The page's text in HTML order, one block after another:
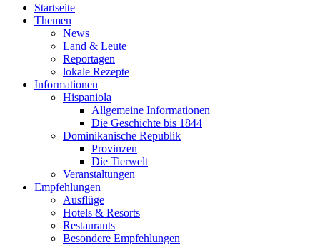
Startseite
Themen
News
Land & Leute
Reportagen
lokale Rezepte
Informationen
Hispaniola
Allgemeine Informationen
Die Geschichte bis 1844
Dominikanische Republik
Provinzen
Die Tierwelt
Veranstaltungen
Empfehlungen
Ausflüge
Hotels & Resorts
Restaurants
Besondere Empfehlungen